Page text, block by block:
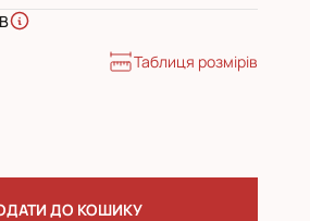
Таблиця розмірів
ДО КОШИКУ